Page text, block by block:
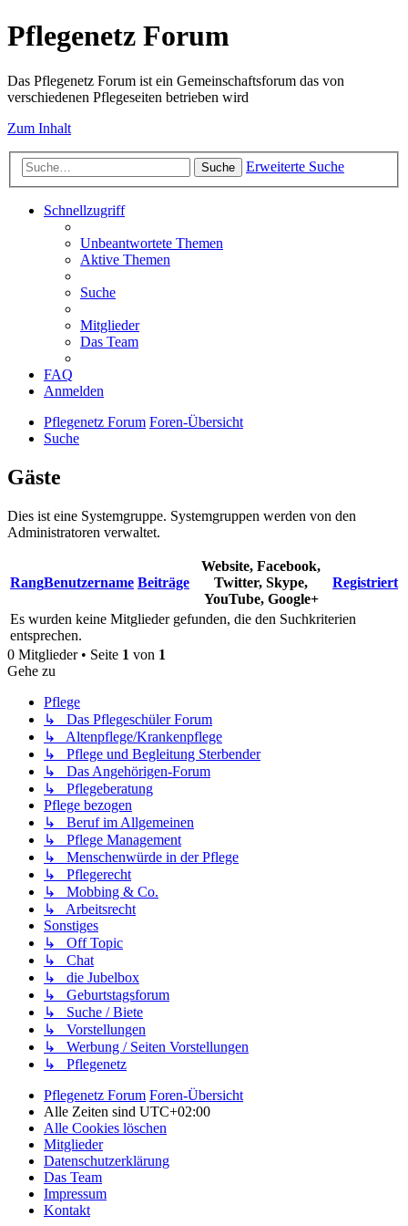
Pflegenetz Forum
Das Pflegenetz Forum ist ein Gemeinschaftsforum das von
verschiedenen Pflegeseiten betrieben wird
Zum Inhalt
Suche Erweiterte Suche
Schnellzugriff
Unbeantwortete Themen
Aktive Themen
Suche
Mitglieder
Das Team
FAQ
Anmelden
Pflegenetz Forum Foren-Übersicht
Suche
Gäste
Dies ist eine Systemgruppe. Systemgruppen werden von den
Administratoren verwaltet.
RangBenutzername Beiträge
Website, Facebook,
Twitter, Skype,
YouTube, Google+
Registriert
Es wurden keine Mitglieder gefunden, die den Suchkriterien
entsprechen.
0 Mitglieder • Seite 1 von 1
Gehe zu
Pflege
↳ Das Pflegeschüler Forum
↳ Altenpflege/Krankenpflege
↳ Pflege und Begleitung Sterbender
↳ Das Angehörigen-Forum
↳ Pflegeberatung
Pflege bezogen
↳ Beruf im Allgemeinen
↳ Pflege Management
↳ Menschenwürde in der Pflege
↳ Pflegerecht
↳ Mobbing & Co.
↳ Arbeitsrecht
Sonstiges
↳ Off Topic
↳ Chat
↳ die Jubelbox
↳ Geburtstagsforum
↳ Suche / Biete
↳ Vorstellungen
↳ Werbung / Seiten Vorstellungen
↳ Pflegenetz
Pflegenetz Forum Foren-Übersicht
Alle Zeiten sind UTC+02:00
Alle Cookies löschen
Mitglieder
Datenschutzerklärung
Das Team
Impressum
Kontakt